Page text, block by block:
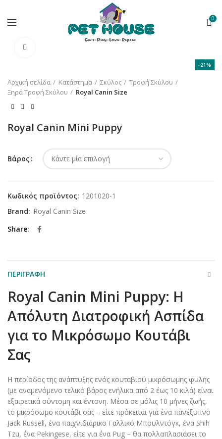
0
-21%
Αρχική σελίδα Κατάστημα Σκύλος
Τροφή Σκύλου
Ξηρά Τροφή Σκύλου
Royal Canin Size
Royal Canin Mini Puppy
Βάρος
Κωδικός προϊόντος: 1201020-1
Brand: Royal Canin Size
Share
ΠΕΡΙΓΡΑΦΉ
Royal Canin Mini Puppy: Η
Απόλυτη Διατροφική Ασπίδα
για το Μικρόσωμο Κουτάβι
Σας
Η περίοδος της ανάπτυξης ενός κουταβιού μικρόσωμης φυλής
(με αναμενόμενο τελικό βάρος ενήλικα από 2 έως 10 κιλά) είναι
εξαιρετικά σύντομη και έντονη. Μέσα σε μόλις 10 μήνες ζωής,
το μικρόσωμο κουτάβι σας – είτε πρόκειται για ένα πανέξυπνο
Jack Russell, ένα παιχνιδιάρικο Γαλλικό Μπουλντόγκ, ένα Shih
Tzu, ένα Pekingese, είτε για ένα Pug – θα πολλαπλασιάσει το